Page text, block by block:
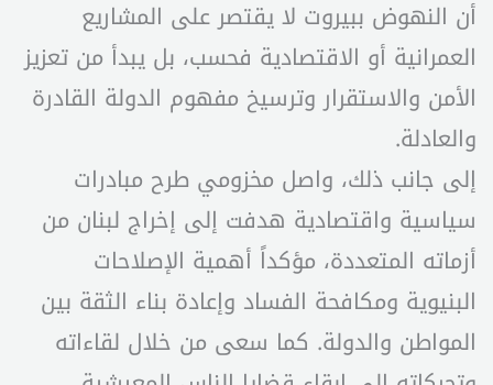
أن النهوض ببيروت لا يقتصر على المشاريع
العمرانية أو الاقتصادية فحسب، بل يبدأ من تعزيز
الأمن والاستقرار وترسيخ مفهوم الدولة القادرة
والعادلة.
إلى جانب ذلك، واصل مخزومي طرح مبادرات
سياسية واقتصادية هدفت إلى إخراج لبنان من
أزماته المتعددة، مؤكداً أهمية الإصلاحات
البنيوية ومكافحة الفساد وإعادة بناء الثقة بين
المواطن والدولة. كما سعى من خلال لقاءاته